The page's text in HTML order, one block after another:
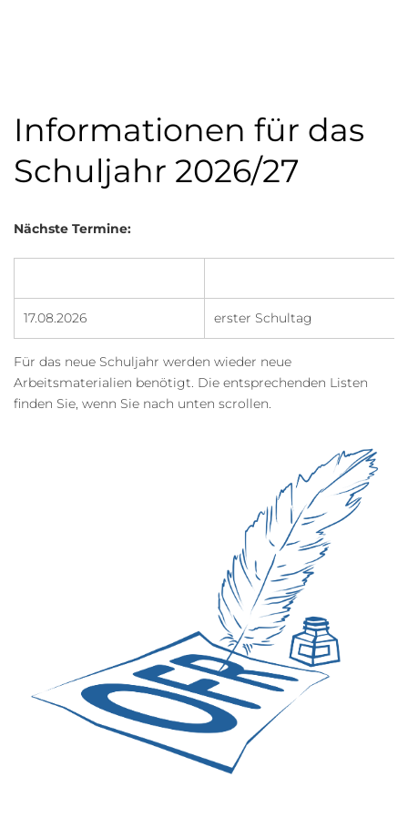
Informationen für das
Schuljahr 2026/27
Nächste Termine:
17.08.2026 erster Schultag
Für das neue Schuljahr werden wieder neue
Arbeitsmaterialien benötigt. Die entsprechenden Listen
finden Sie, wenn Sie nach unten scrollen.